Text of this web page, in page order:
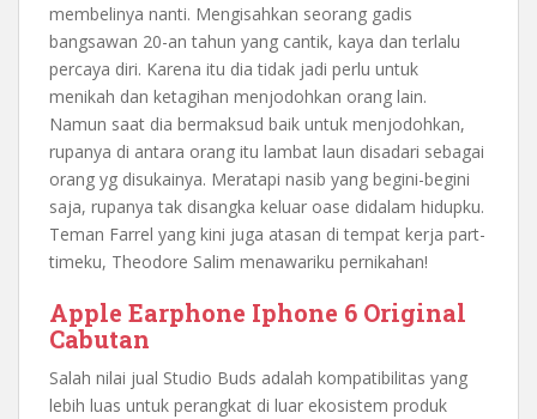
membelinya nanti. Mengisahkan seorang gadis
bangsawan 20-an tahun yang cantik, kaya dan terlalu
percaya diri. Karena itu dia tidak jadi perlu untuk
menikah dan ketagihan menjodohkan orang lain.
Namun saat dia bermaksud baik untuk menjodohkan,
rupanya di antara orang itu lambat laun disadari sebagai
orang yg disukainya. Meratapi nasib yang begini-begini
saja, rupanya tak disangka keluar oase didalam hidupku.
Teman Farrel yang kini juga atasan di tempat kerja part-
timeku, Theodore Salim menawariku pernikahan!
Apple Earphone Iphone 6 Original
Cabutan
Salah nilai jual Studio Buds adalah kompatibilitas yang
lebih luas untuk perangkat di luar ekosistem produk